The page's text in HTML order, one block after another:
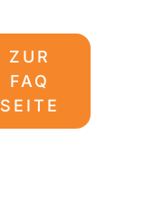
ZUR
FAQ
SEITE